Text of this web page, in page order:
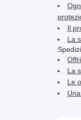
Il
La
La
Le